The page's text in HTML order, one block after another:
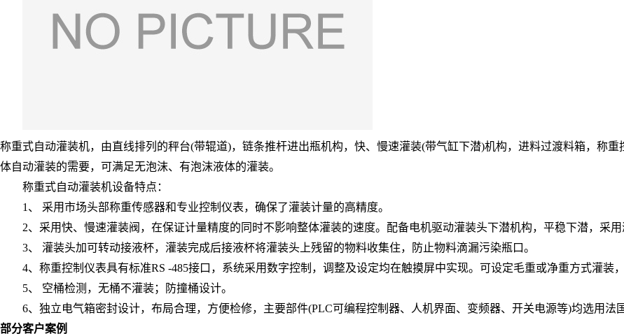
称重式自动灌装机，由直线排列的秤台(带辊道)，链条推杆进出瓶机构，快、慢速灌装(带气缸下潜)机构，进料过渡料箱，称
体自动灌装的需要，可满足无泡沫、有泡沫液体的灌装。
称重式自动灌装机设备特点：
1、 采用市场头部称重传感器和专业控制仪表，确保了灌装计量的高精度。
2、采用快、慢速灌装阀，在保证计量精度的同时不影响整体灌装的速度。配备电机驱动灌装头下潜机构，平稳下潜，采用
3、 灌装头加可转动接液杯，灌装完成后接液杯将灌装头上残留的物料收集住，防止物料滴漏污染瓶口。
4、称重控制仪表具有标准RS -485接口，系统采用数字控制，调整及设定均在触摸屏中实现。可设定毛重或净重方式灌装
5、 空桶检测，无桶不灌装；防撞桶设计。
6、独立电气箱密封设计，布局合理，方便检修，主要部件(PLC可编程控制器、人机界面、变频器、开关电源等)均选用法
部分客户案例